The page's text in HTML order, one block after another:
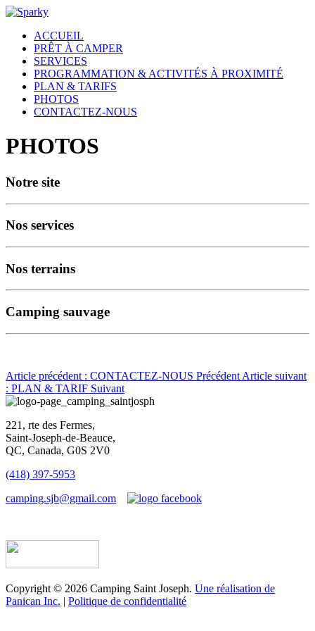
ACCUEIL
PRÊT À CAMPER
SERVICES
PROGRAMMATION & ACTIVITÉS À PROXIMITÉ
PLAN & TARIFS
PHOTOS
CONTACTEZ-NOUS
PHOTOS
Notre site
Nos services
Nos terrains
Camping sauvage
Article précédent : CONTACTEZ-NOUS Précédent Article suivant
: PLAN & TARIF Suivant
221, rte des Fermes,
Saint-Joseph-de-Beauce,
QC, Canada, G0S 2V0
(418) 397-5953
camping.sjb@gmail.com
Copyright © 2026 Camping Saint Joseph. Une réalisation de
Panican Inc. | Politique de confidentialité